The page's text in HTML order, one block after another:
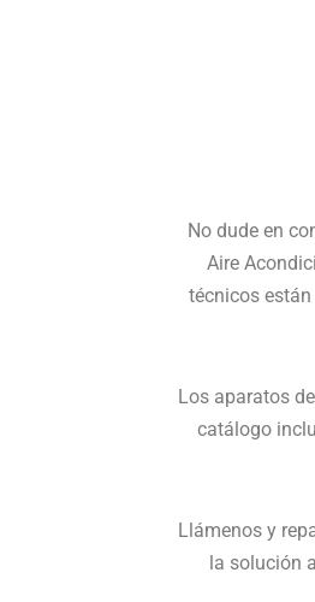
No dude en
Aire
técnicos
Los aparatos
catálogo
Llámenos y
la solución